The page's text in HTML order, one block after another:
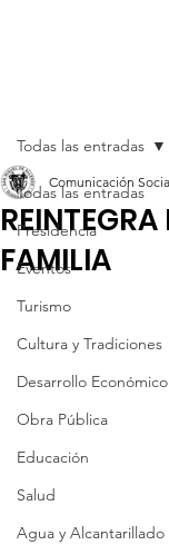
Todas las entradas
Presidencia
Eventos
Turismo
Cultura y Tradiciones
Desarrollo Económico
Obra Pública
Educación
Salud
Agua y Alcantarillado
Todas las entradas
FAMILIA
Comunicación